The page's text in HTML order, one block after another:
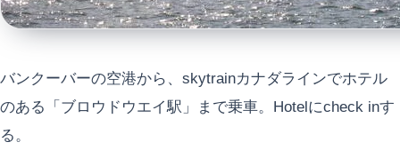
バンクーバーの空港から、skytrainカナダラインでホテル
のある「ブロウドウエイ駅」まで乗車。Hotelにcheck inす
る。